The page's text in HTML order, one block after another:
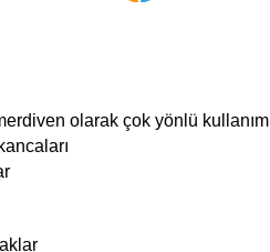
olarak çok yönlü kullanım